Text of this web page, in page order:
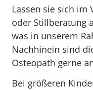
Lassen sie sich im
oder Stillberatung
was in unserem
Nachhinein sind
Osteopath gerne
Bei größeren